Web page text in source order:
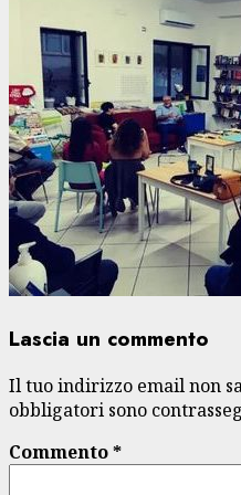
Lascia un commento
Il tuo indirizzo email non
obbligatori sono
Commento*